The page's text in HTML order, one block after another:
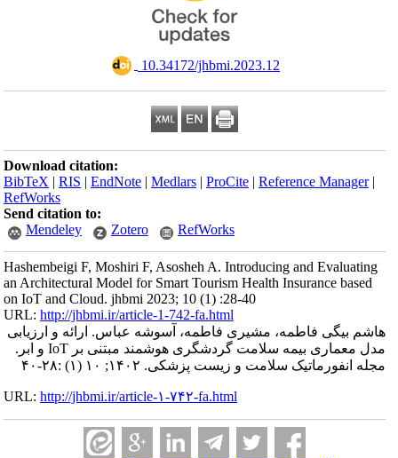
‎ 10.34172/jhbmi.2023.12
Download citation:
BibTeX |RIS |EndNote |Medlars |ProCite |Reference Manager
RefWorks
Send citation to:
Mendeley
Zotero RefWorks
Hashembeigi F, Moshiri F, Asosheh A. Introducing and Evaluating
an Architectural Model for Smart Tourism Health Insurance based
on IoT and Cloud. jhbmi 2023; 10 (1) :28-40
URL:http://jhbmi.ir/article-1-742-fa.html
هاشم بیگی فاطمه، مشیری فاطمه، آسوشه عباس. ارائه و ارزیابی
مدل معماری بیمه سلامت گردشگری هوشمند مبتنی بر IoT و ابر.
مجله انفورماتیک سلامت و زیست پزشکی. ۱۴۰۲; ۱۰ (۱) :۲۸-۴۰
URL:http://jhbmi.ir/article-۱-۷۴۲-fa.html